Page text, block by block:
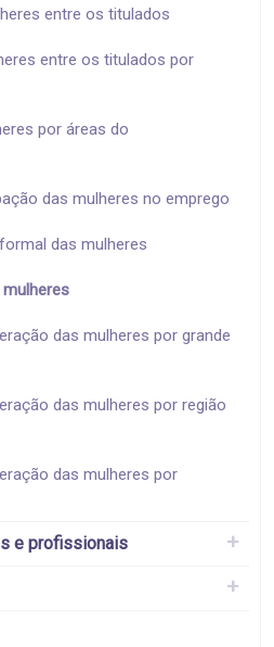
entre os titulados
entre os titulados por
por áreas do
das mulheres no emprego
das mulheres
das mulheres por grande
das mulheres por região
das mulheres por
e profissionais